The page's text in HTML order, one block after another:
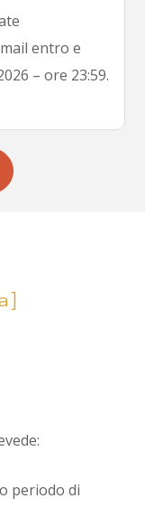
entro e
– ore 23:59.
periodo di